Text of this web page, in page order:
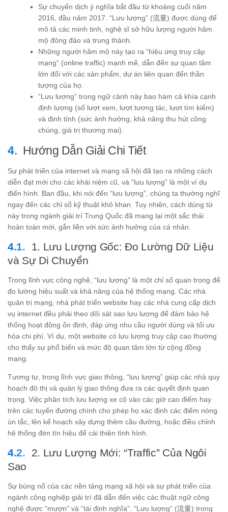
Sự chuyển dịch ý nghĩa bắt đầu từ khoảng cuối năm
2016, đầu năm 2017. “Lưu lượng” (流量) được dùng để
mô tả các minh tinh, nghệ sĩ sở hữu lượng người hâm
mộ đông đảo và trung thành.
Những người hâm mộ này tạo ra “hiệu ứng truy cập
mạng” (online traffic) mạnh mẽ, dẫn đến sự quan tâm
lớn đối với các sản phẩm, dự án liên quan đến thần
tượng của họ.
“Lưu lượng” trong ngữ cảnh này bao hàm cả khía cạnh
định lượng (số lượt xem, lượt tương tác, lượt tìm kiếm)
và định tính (sức ảnh hưởng, khả năng thu hút công
chúng, giá trị thương mại).
Hướng Dẫn Giải Chi Tiết
Sự phát triển của internet và mạng xã hội đã tạo ra những cách
diễn đạt mới cho các khái niệm cũ, và “lưu lượng” là một ví dụ
điển hình. Ban đầu, khi nói đến “lưu lượng”, chúng ta thường nghĩ
ngay đến các chỉ số kỹ thuật khô khan. Tuy nhiên, cách dùng từ
này trong ngành giải trí Trung Quốc đã mang lại một sắc thái
hoàn toàn mới, gắn liền với sức ảnh hưởng của cá nhân.
1. Lưu Lượng Gốc: Đo Lường Dữ Liệu
và Sự Di Chuyển
Trong lĩnh vực công nghệ, “lưu lượng” là một chỉ số quan trọng để
đo lường hiệu suất và khả năng của hệ thống mạng. Các nhà
quản trị mạng, nhà phát triển website hay các nhà cung cấp dịch
vụ internet đều phải theo dõi sát sao lưu lượng để đảm bảo hệ
thống hoạt động ổn định, đáp ứng nhu cầu người dùng và tối ưu
hóa chi phí. Ví dụ, một website có lưu lượng truy cập cao thường
cho thấy sự phổ biến và mức độ quan tâm lớn từ cộng đồng
mạng.
Tương tự, trong lĩnh vực giao thông, “lưu lượng” giúp các nhà quy
hoạch đô thị và quản lý giao thông đưa ra các quyết định quan
trọng. Việc phân tích lưu lượng xe cộ vào các giờ cao điểm hay
trên các tuyến đường chính cho phép họ xác định các điểm nóng
ùn tắc, lên kế hoạch xây dựng thêm cầu đường, hoặc điều chỉnh
hệ thống đèn tín hiệu để cải thiện tình hình.
2. Lưu Lượng Mới: “Traffic” Của Ngôi
Sao
Sự bùng nổ của các nền tảng mạng xã hội và sự phát triển của
ngành công nghiệp giải trí đã dẫn đến việc các thuật ngữ công
nghệ được “mượn” và “tái định nghĩa”. “Lưu lượng” (流量) trong